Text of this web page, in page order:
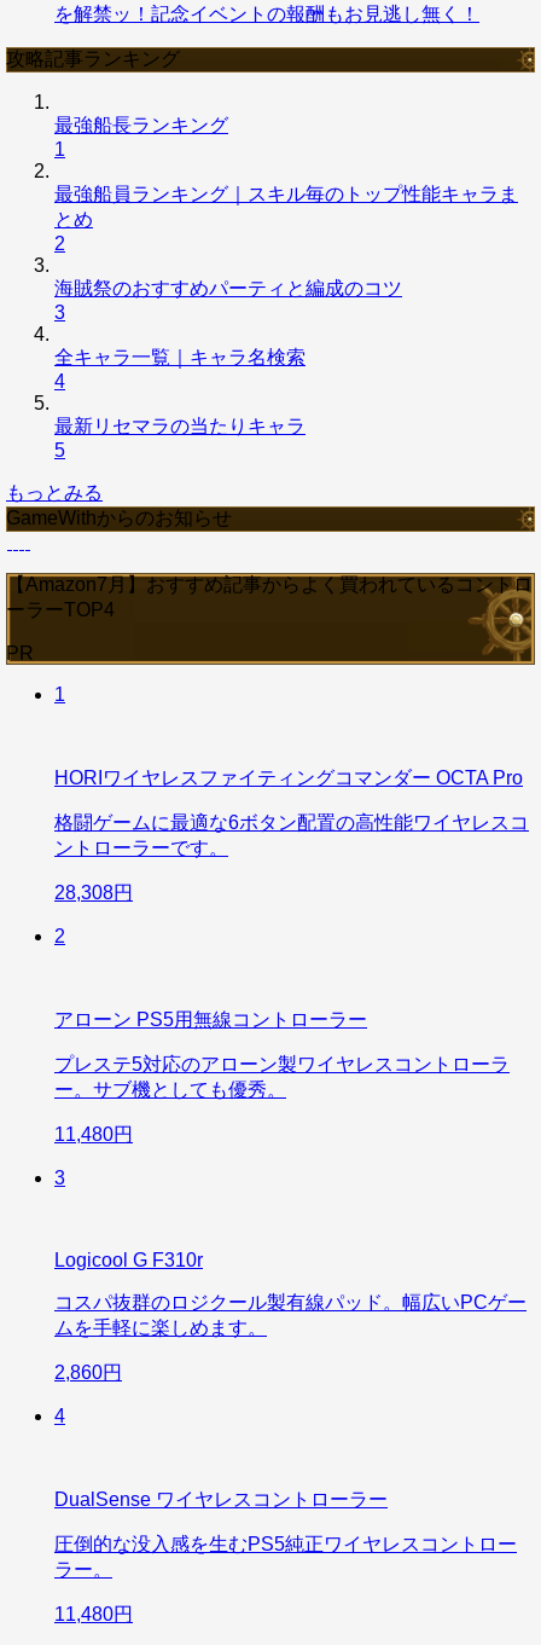
を解禁ッ！記念イベントの報酬もお見逃し無く！
攻略記事ランキング
最強船長ランキング
1
最強船員ランキング｜スキル毎のトップ性能キャラま
とめ
2
海賊祭のおすすめパーティと編成のコツ
3
全キャラ一覧｜キャラ名検索
4
最新リセマラの当たりキャラ
5
もっとみる
GameWithからのお知らせ
【Amazon7月】おすすめ記事からよく買われているコントロ
ーラーTOP4
PR
1
HORIワイヤレスファイティングコマンダー OCTA Pro
格闘ゲームに最適な6ボタン配置の高性能ワイヤレスコ
ントローラーです。
28,308円
2
アローン PS5用無線コントローラー
プレステ5対応のアローン製ワイヤレスコントローラ
ー。サブ機としても優秀。
11,480円
3
Logicool G F310r
コスパ抜群のロジクール製有線パッド。幅広いPCゲー
ムを手軽に楽しめます。
2,860円
4
DualSense ワイヤレスコントローラー
圧倒的な没入感を生むPS5純正ワイヤレスコントロー
ラー。
11,480円